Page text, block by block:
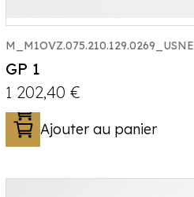
M_M1OVZ.075.210.129.0269_USNE
GP 1
1 202,40€
Ajouter au panier